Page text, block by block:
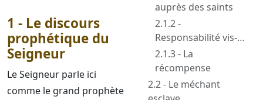
1 - Le discours
prophétique du
Seigneur
Le Seigneur parle ici
comme le grand prophète
auprès des saints
2.1.2 -
Responsabilité vis-à-
vis du Seigneur
2.1.3 - La
récompense
2.2 - Le méchant